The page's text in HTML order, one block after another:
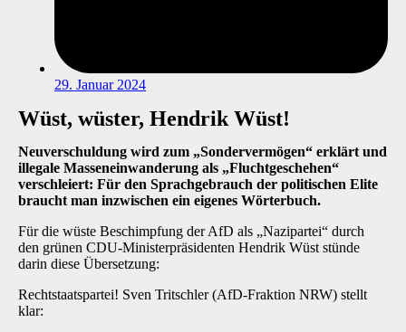
29. Januar 2024
Wüst, wüster, Hendrik Wüst!
Neuverschuldung wird zum „Sondervermögen“ erklärt und
illegale Masseneinwanderung als „Fluchtgeschehen“
verschleiert: Für den Sprachgebrauch der politischen Elite
braucht man inzwischen ein eigenes Wörterbuch.
Für die wüste Beschimpfung der AfD als „Nazipartei“ durch
den grünen CDU-Ministerpräsidenten Hendrik Wüst stünde
darin diese Übersetzung:
Rechtstaatspartei! Sven Tritschler (AfD-Fraktion NRW) stellt
klar: